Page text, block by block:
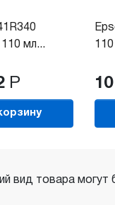
мл...
Р
вид товара могут